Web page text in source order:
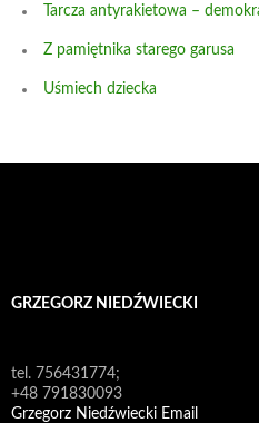
Tarcza antyrakietowa –
Z pamiętnika starego garusa
Uśmiech dziecka
GRZEGORZ NIEDŹWIECKI
tel. 756431774;
+48 791830093
Grzegorz Niedźwiecki Email